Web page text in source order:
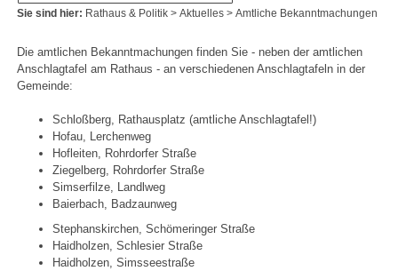
Sie sind hier: Rathaus & Politik >Aktuelles >Amtliche Bekanntmachungen
Die amtlichen Bekanntmachungen finden Sie - neben der amtlichen
Anschlagtafel am Rathaus - an verschiedenen Anschlagtafeln in der
Gemeinde:
Schloßberg, Rathausplatz (amtliche Anschlagtafel!)
Hofau, Lerchenweg
Hofleiten, Rohrdorfer Straße
Ziegelberg, Rohrdorfer Straße
Simserfilze, Landlweg
Baierbach, Badzaunweg
Stephanskirchen, Schömeringer Straße
Haidholzen, Schlesier Straße
Haidholzen, Simsseestraße